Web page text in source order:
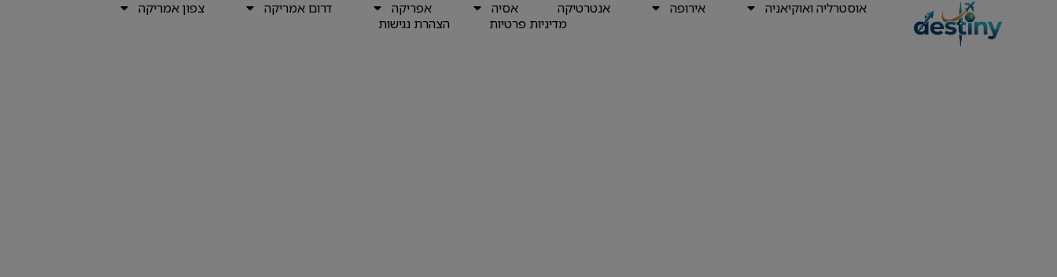
אוסטרליה ואוקיאניה אירופה אנטרטיקה אסיה אפריקה דרום אמריקה
צפון אמריקה
מדיניות פרטיות
הצהרת נגישות